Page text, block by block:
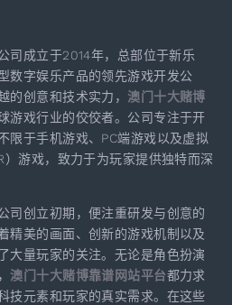
司成立于2014年，总部位于新乐
数字娱乐产品的领先游戏开发公
的创意和技术实力， 澳门十大赌博
游戏行业的佼佼者。公司专注于开
限于手机游戏、PC端游戏以及虚拟
游戏，致力于为玩家提供独特而深
司创立初期，便注重研发与创意的
精美的画面、创新的游戏机制以及
大量玩家的关注。无论是角色扮演
澳门十大赌博靠谱网站平台都力求
技元素和玩家的真实需求。在这些